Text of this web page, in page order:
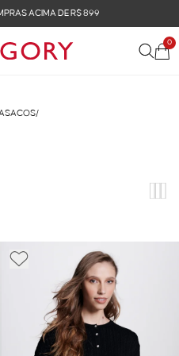
ACIMA DE R$ 899
0
/